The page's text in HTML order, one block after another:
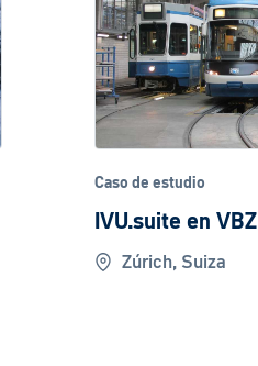
Caso de estudio
IVU.suite en VBZ
Zúrich, Suiza